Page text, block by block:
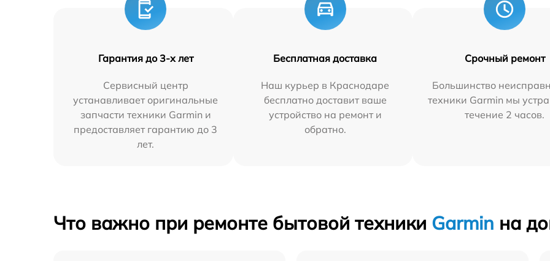
Гарантия до 3-х лет
Сервисный центр
устанавливает оригинальные
запчасти техники Garmin и
предоставляет гарантию до 3
лет.
Бесплатная доставка
Наш курьер в Краснодаре
бесплатно доставит ваше
устройство на ремонт и
обратно.
Срочный ремонт
Большинство
техники Garmin мы
течение 2 часов.
Что важно при ремонте бытовой техники Garmin на